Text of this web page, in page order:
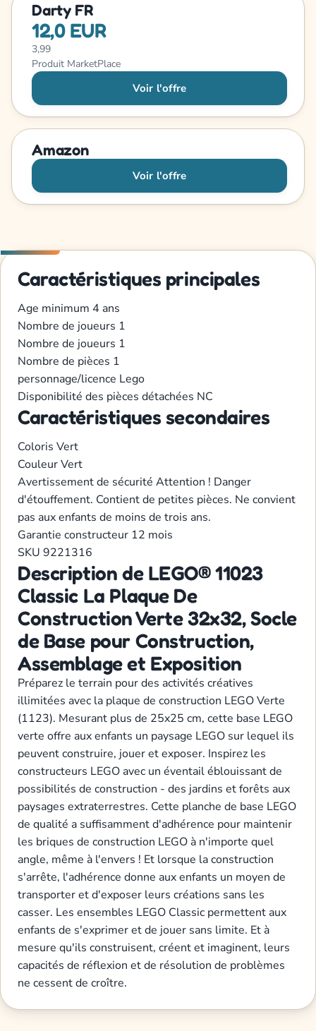
Darty FR
12,0 EUR
3,99
Produit MarketPlace
Voir l'offre
Amazon
Voir l'offre
Caractéristiques principales
Age minimum 4 ans
Nombre de joueurs 1
Nombre de joueurs 1
Nombre de pièces 1
personnage/licence Lego
Disponibilité des pièces détachées NC
Caractéristiques secondaires
Coloris Vert
CouleurVert
Avertissement de sécurité Attention ! Danger
d'étouffement. Contient de petites pièces. Ne convient
pas aux enfants de moins de trois ans.
Garantie constructeur 12 mois
SKU 9221316
Description de LEGO® 11023
Classic La Plaque De
Construction Verte 32x32, Socle
de Base pour Construction,
Assemblage et Exposition
Préparez le terrain pour des activités créatives
illimitées avec la plaque de construction LEGO Verte
(1123). Mesurant plus de 25x25 cm, cette base LEGO
verte offre aux enfants un paysage LEGO sur lequel ils
peuvent construire, jouer et exposer. Inspirez les
constructeurs LEGO avec un éventail éblouissant de
possibilités de construction - des jardins et forêts aux
paysages extraterrestres. Cette planche de base LEGO
de qualité a suffisamment d'adhérence pour maintenir
les briques de construction LEGO à n'importe quel
angle, même à l'envers ! Et lorsque la construction
s'arrête, l'adhérence donne aux enfants un moyen de
transporter et d'exposer leurs créations sans les
casser. Les ensembles LEGO Classic permettent aux
enfants de s'exprimer et de jouer sans limite. Et à
mesure qu'ils construisent, créent et imaginent, leurs
capacités de réflexion et de résolution de problèmes
ne cessent de croître.